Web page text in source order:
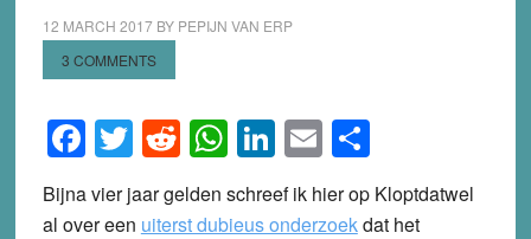
12 MARCH 2017BY PEPIJN VAN ERP
3 COMMENTS
Facebook
Twitter
Reddit
WhatsApp
LinkedIn
EmailShare
Bijna vier jaar gelden schreef ik hier op Kloptdatwel
al over een uiterst dubieus onderzoekdat het